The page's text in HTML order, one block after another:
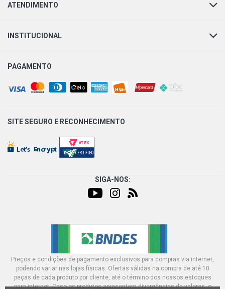
ATENDIMENTO
INSTITUCIONAL
PAGAMENTO
SITE SEGURO E RECONHECIMENTO
SIGA-NOS:
Preços e condições de pagamento exclusivos para compras via internet,
podendo variar nas lojas físicas. Ofertas válidas na compra de até 10
peças de cada produto por cliente, até o término dos nossos estoques
para internet. Caso os produtos apresentem divergências de valores, o